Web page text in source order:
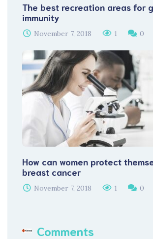
The best recreation areas for
immunity
November 7, 2018 1 0
How can women protect
breast cancer
November 7, 2018 1 0
Comments